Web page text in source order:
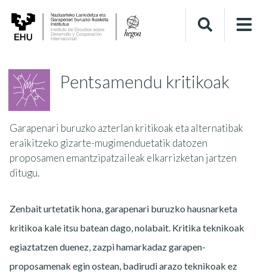
Pentsamendu kritikoak
Garapenari buruzko azterlan kritikoak eta alternatibak
eraikitzeko gizarte-mugimenduetatik datozen
proposamen emantzipatzaileak elkarrizketan jartzen
ditugu.
Zenbait urtetatik hona, garapenari buruzko hausnarketa
kritikoa kale itsu batean dago, nolabait. Kritika teknikoak
egiaztatzen duenez, zazpi hamarkadaz garapen-
proposamenak egin ostean, badirudi arazo teknikoak ez